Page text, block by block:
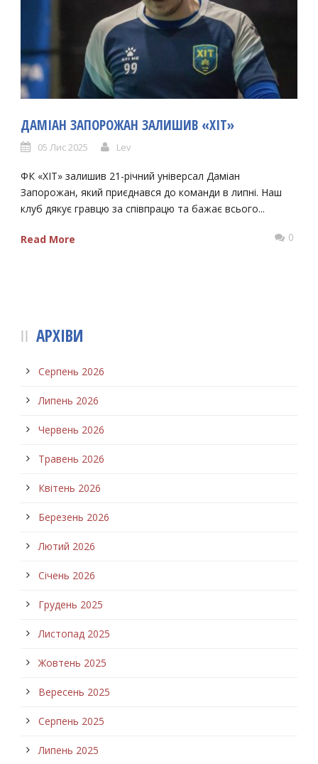
ДАМІАН ЗАПОРОЖАН ЗАЛИШИВ «ХІТ»
05 Лис 2025 Lev
ФК «ХІТ» залишив 21-річний універсал Даміан
Запорожан, який приєднався до команди в липні. Наш
клуб дякує гравцю за співпрацю та бажає всього...
Read More 0
АРХІВИ
Серпень 2026
Липень 2026
Червень 2026
Травень 2026
Квітень 2026
Березень 2026
Лютий 2026
Січень 2026
Грудень 2025
Листопад 2025
Жовтень 2025
Вересень 2025
Серпень 2025
Липень 2025